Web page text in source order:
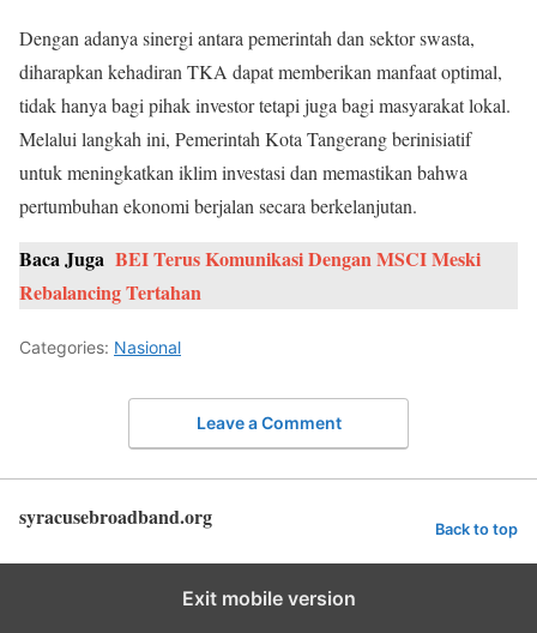
Dengan adanya sinergi antara pemerintah dan sektor swasta,
diharapkan kehadiran TKA dapat memberikan manfaat optimal,
tidak hanya bagi pihak investor tetapi juga bagi masyarakat lokal.
Melalui langkah ini, Pemerintah Kota Tangerang berinisiatif
untuk meningkatkan iklim investasi dan memastikan bahwa
pertumbuhan ekonomi berjalan secara berkelanjutan.
Baca Juga BEI Terus Komunikasi Dengan MSCI Meski
Rebalancing Tertahan
Categories: Nasional
Leave a Comment
syracusebroadband.org Back to top
Exit mobile version